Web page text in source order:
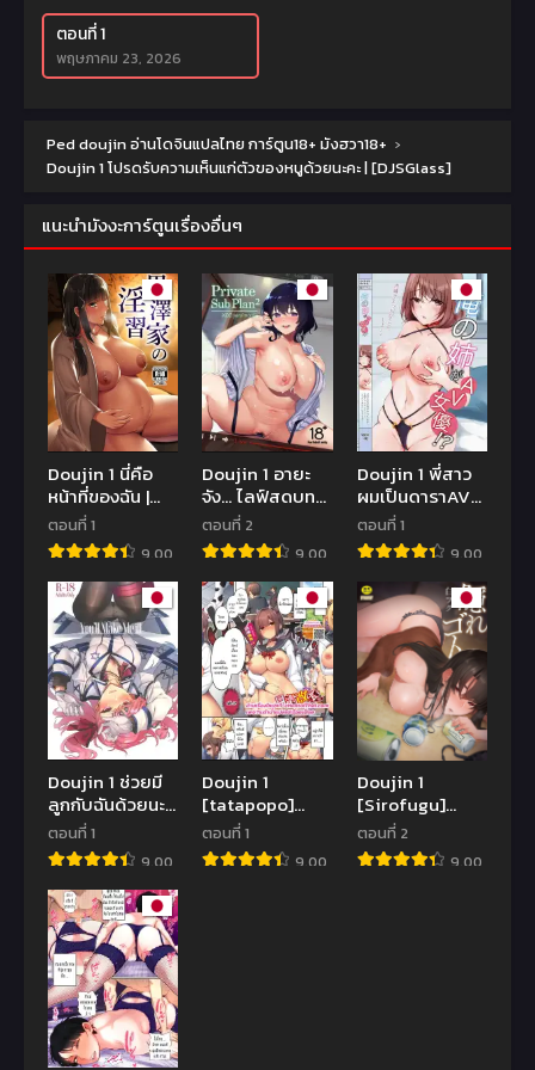
ตอนที่ 1
พฤษภาคม 23, 2026
Ped doujin อ่านโดจินแปลไทย การ์ตูน18+ มังฮวา18+ ›
Doujin 1 โปรดรับความเห็นแก่ตัวของหนูด้วยนะคะ | [DJSGlass]
แนะนำมังงะการ์ตูนเรื่องอื่นๆ
Doujin 1 นี่คือ
หน้าที่ของฉัน |
(C95) [Enokoro
Kurage
(NOSA)]
Kurosawa-ke
no Inshuu
(Love Live!
Sunshine!!)
ตอนที่ 1
9.00
Doujin 1 อายะ
จัง… ไลฟ์สดบท
รัก | [Ink
Complex
(Tomohiro
Kai)]
ตอนที่ 2
9.00
Doujin 1 พี่สาว
ผมเป็นดาราAV
[Deko ga
Areba Boko ga
Aru.] Ore no
Ane ga AV
Joyuu!_
ตอนที่ 1
9.00
Doujin 1 ช่วยมี
ลูกกับฉันด้วยนะ
คะ (SC2019
Autumn)
[Nigatsu no
Santousei
(Asaka)] You’ll
Make Me iLL
(Girls’
Frontline)
ตอนที่ 1
9.00
Doujin 1
[tatapopo]
Nichijo Kaihen
~Jugyo de
Petto ga
ตอนที่ 1
9.00
Doujin 1
[Sirofugu]
Kakuregoto
ตอนที่ 2
9.00